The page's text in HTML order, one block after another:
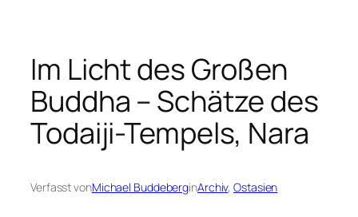
Im Licht des Großen
Buddha – Schätze des
Todaiji-Tempels, Nara
Verfasst vonMichael BuddeberginArchiv, Ostasien